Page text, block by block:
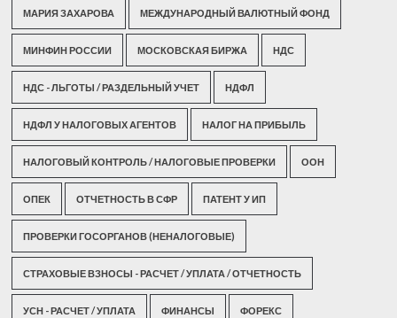
МАРИЯ ЗАХАРОВА МЕЖДУНАРОДНЫЙ ВАЛЮТНЫЙ ФОНД
МИНФИН РОССИИ МОСКОВСКАЯ БИРЖА НДС
НДС - ЛЬГОТЫ / РАЗДЕЛЬНЫЙ УЧЕТ НДФЛ
НДФЛ У НАЛОГОВЫХ АГЕНТОВ НАЛОГ НА ПРИБЫЛЬ
НАЛОГОВЫЙ КОНТРОЛЬ / НАЛОГОВЫЕ ПРОВЕРКИ ООН
ОПЕК ОТЧЕТНОСТЬ В СФР ПАТЕНТ У ИП
ПРОВЕРКИ ГОСОРГАНОВ (НЕНАЛОГОВЫЕ)
СТРАХОВЫЕ ВЗНОСЫ - РАСЧЕТ / УПЛАТА / ОТЧЕТНОСТЬ
УСН - РАСЧЕТ / УПЛАТА ФИНАНСЫ ФОРЕКС